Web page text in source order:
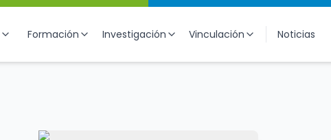
Formación Investigación Vinculación Noticias